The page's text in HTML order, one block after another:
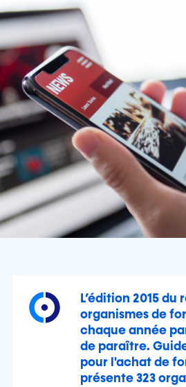
L’édition 2015
organismes de
chaque année
de paraître.
pour l'achat de
présente 323